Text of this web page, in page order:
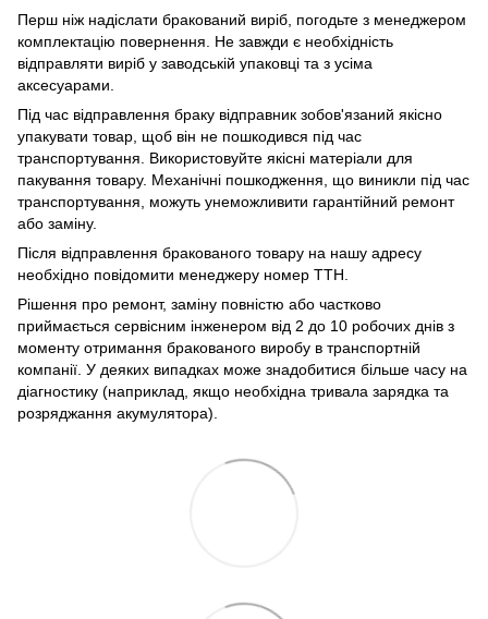
Перш ніж надіслати бракований виріб, погодьте з менеджером
комплектацію повернення. Не завжди є необхідність
відправляти виріб у заводській упаковці та з усіма
аксесуарами.
Під час відправлення браку відправник зобов'язаний якісно
упакувати товар, щоб він не пошкодився під час
транспортування. Використовуйте якісні матеріали для
пакування товару. Механічні пошкодження, що виникли під час
транспортування, можуть унеможливити гарантійний ремонт
або заміну.
Після відправлення бракованого товару на нашу адресу
необхідно повідомити менеджеру номер ТТН.
Рішення про ремонт, заміну повністю або частково
приймається сервісним інженером від 2 до 10 робочих днів з
моменту отримання бракованого виробу в транспортній
компанії. У деяких випадках може знадобитися більше часу на
діагностику (наприклад, якщо необхідна тривала зарядка та
розряджання акумулятора).